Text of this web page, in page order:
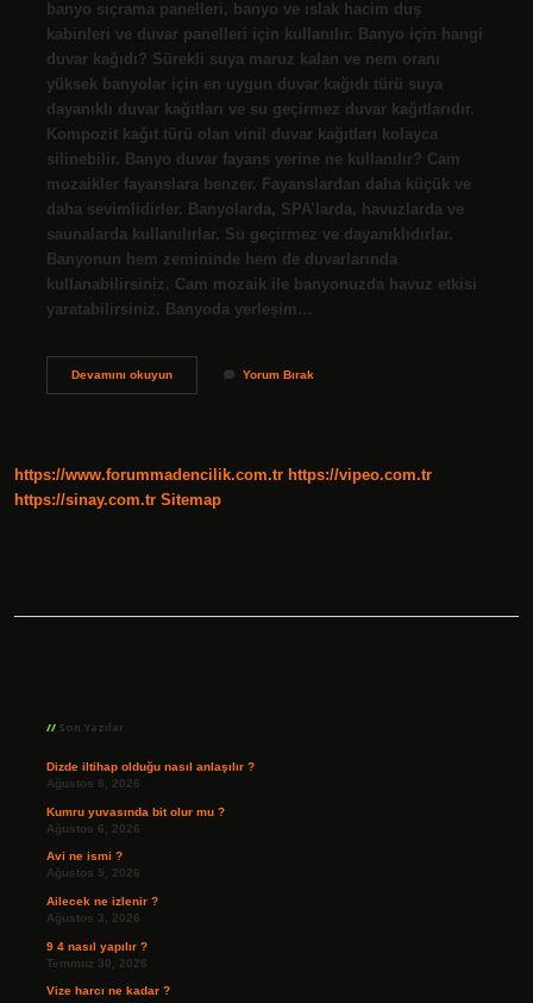
banyo sıçrama panelleri, banyo ve ıslak hacim duş
kabinleri ve duvar panelleri için kullanılır. Banyo için hangi
duvar kağıdı? Sürekli suya maruz kalan ve nem oranı
yüksek banyolar için en uygun duvar kağıdı türü suya
dayanıklı duvar kağıtları ve su geçirmez duvar kağıtlarıdır.
Kompozit kağıt türü olan vinil duvar kağıtları kolayca
silinebilir. Banyo duvar fayans yerine ne kullanılır? Cam
mozaikler fayanslara benzer. Fayanslardan daha küçük ve
daha sevimlidirler. ️Banyolarda, SPA’larda, havuzlarda ve
saunalarda kullanılırlar. Su geçirmez ve dayanıklıdırlar.
Banyonun hem zemininde hem de duvarlarında
kullanabilirsiniz. Cam mozaik ile banyonuzda havuz etkisi
yaratabilirsiniz. Banyoda yerleşim…
Devamını okuyunBanyo
Yorum Bırak
https://www.forummadencilik.com.tr https://vipeo.com.tr
https://sinay.com.tr Sitemap
Son Yazılar
Dizde iltihap olduğu nasıl anlaşılır ?
Ağustos 6, 2026
Kumru yuvasında bit olur mu ?
Ağustos 6, 2026
Avi ne ismi ?
Ağustos 5, 2026
Ailecek ne izlenir ?
Ağustos 3, 2026
9 4 nasıl yapılır ?
Temmuz 30, 2026
Vize harcı ne kadar ?